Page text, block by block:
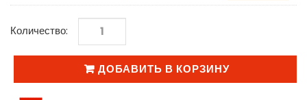
Количество:
ДОБАВИТЬ В КОРЗИНУ